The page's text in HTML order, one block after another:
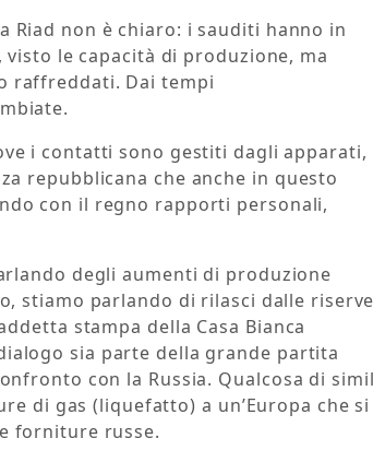
Riad non è chiaro: i sauditi hanno in
le capacità di produzione, ma
raffreddati. Dai tempi
i contatti sono gestiti dagli apparati,
repubblicana che anche in questo
con il regno rapporti personali,
degli aumenti di produzione
stiamo parlando di rilasci dalle riserve
stampa della Casa Bianca
sia parte della grande partita
con la Russia. Qualcosa di
di gas (liquefatto) a un’Europa che si
forniture russe.